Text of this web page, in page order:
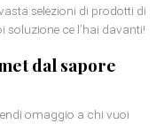
selezioni di prodotti di
ce l’hai davanti!
dal sapore
omaggio a chi vuoi